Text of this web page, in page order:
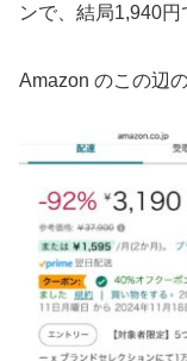
ンで、結局1,940円
Amazon のこの辺